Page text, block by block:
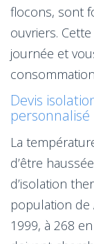
flocons, sont
ouvriers.
journée et
Devis
personnalisé
La
d’être
d’isolation
population de
1999, à 268